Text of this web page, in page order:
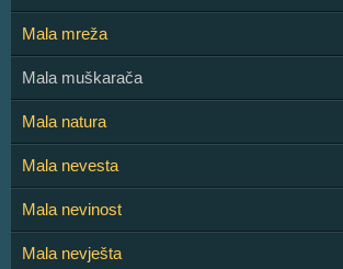
Mala mreža
Mala muškarača
Mala natura
Mala nevesta
Mala nevinost
Mala nevješta